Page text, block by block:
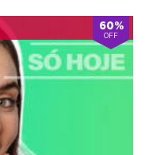
60%
OFF